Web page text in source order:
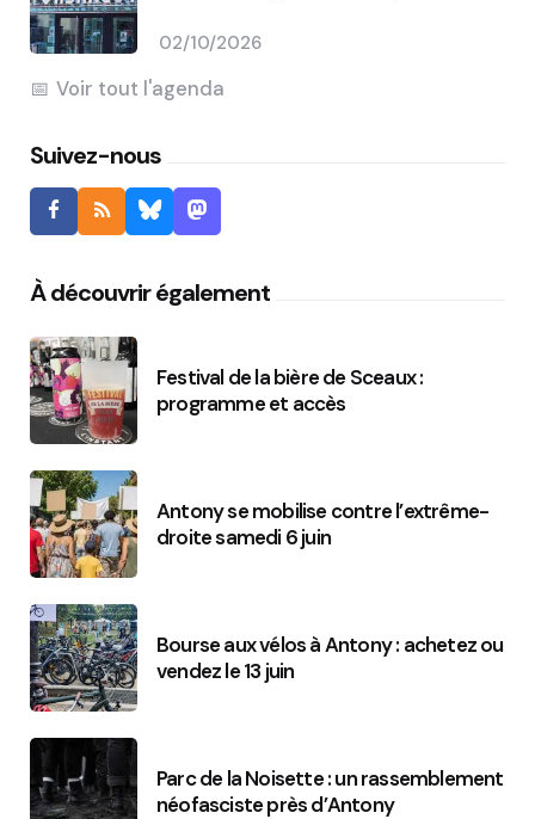
02/10/2026
Voir tout l'agenda
Suivez-nous
À découvrir également
Festival de la bière de Sceaux :
programme et accès
Antony se mobilise contre l’extrême-
droite samedi 6 juin
Bourse aux vélos à Antony : achetez ou
vendez le 13 juin
Parc de la Noisette : un rassemblement
néofasciste près d’Antony